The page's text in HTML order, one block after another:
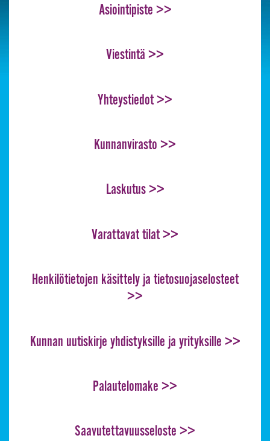
Asiointipiste >>
Viestintä >>
Yhteystiedot >>
Kunnanvirasto >>
Laskutus >>
Varattavat tilat >>
Henkilötietojen käsittely ja tietosuojaselosteet
>>
Kunnan uutiskirje yhdistyksille ja yrityksille >>
Palautelomake >>
Saavutettavuusseloste >>